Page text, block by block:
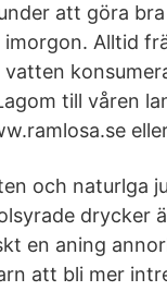
att göra
imorgon. Alltid
till våren
och naturlga
drycker
en aning
att bli mer